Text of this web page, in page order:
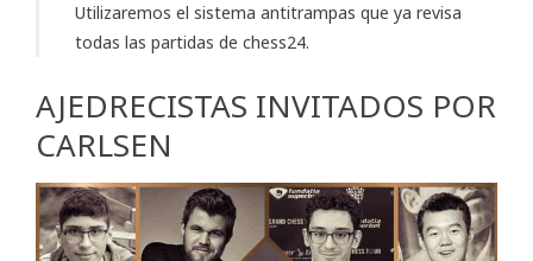
Utilizaremos el sistema antitrampas que ya revisa
todas las partidas de chess24.
AJEDRECISTAS INVITADOS POR
CARLSEN